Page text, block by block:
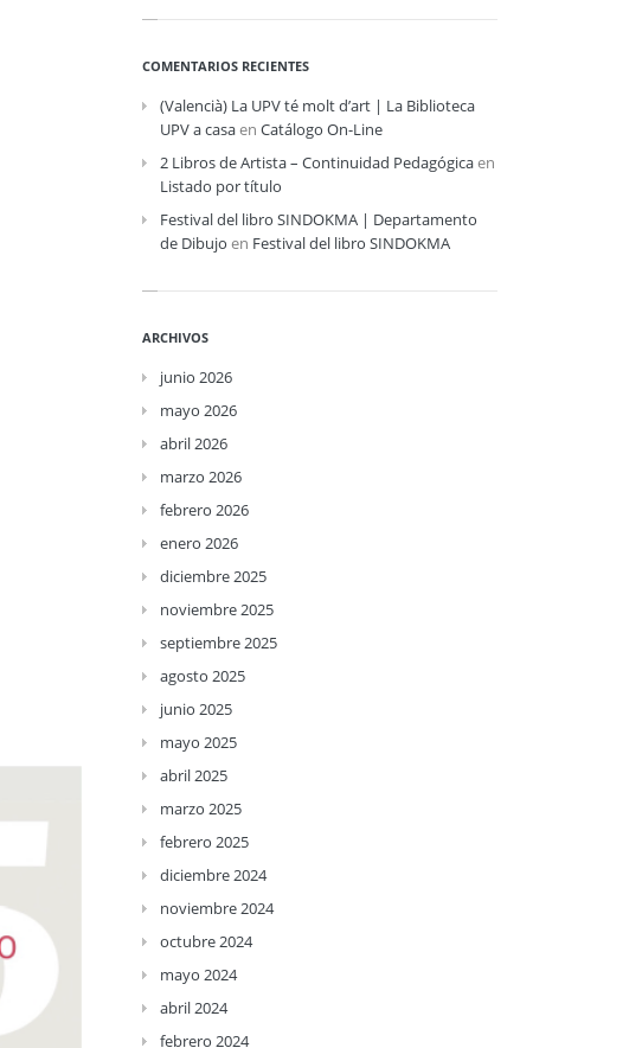
COMENTARIOS RECIENTES
(Valencià) La UPV té molt d’art | La Biblioteca
UPV a casaen Catálogo On-Line
2 Libros de Artista – Continuidad Pedagógicaen
Listado por título
Festival del libro SINDOKMA | Departamento
de Dibujo en Festival del libro SINDOKMA
ARCHIVOS
junio 2026
mayo 2026
abril 2026
marzo 2026
febrero 2026
enero 2026
diciembre 2025
noviembre 2025
septiembre 2025
agosto 2025
junio 2025
mayo 2025
abril 2025
marzo 2025
febrero 2025
diciembre 2024
noviembre 2024
octubre 2024
mayo 2024
abril 2024
febrero 2024